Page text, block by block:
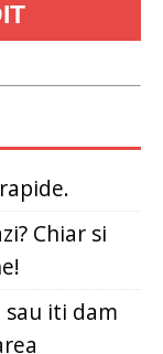
Chiar si
iti dam